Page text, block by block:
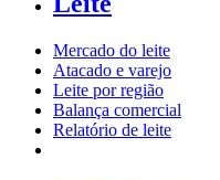
Mercado do leite
Atacado e varejo
Leite por região
Balança comercial
Relatório de leite